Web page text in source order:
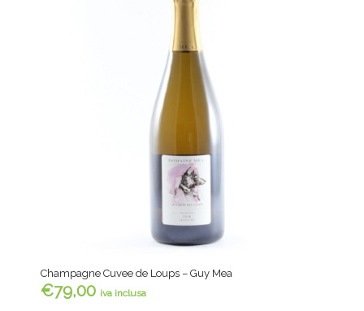
Champagne Cuvee de Loups – Guy Mea
€79,00 iva inclusa